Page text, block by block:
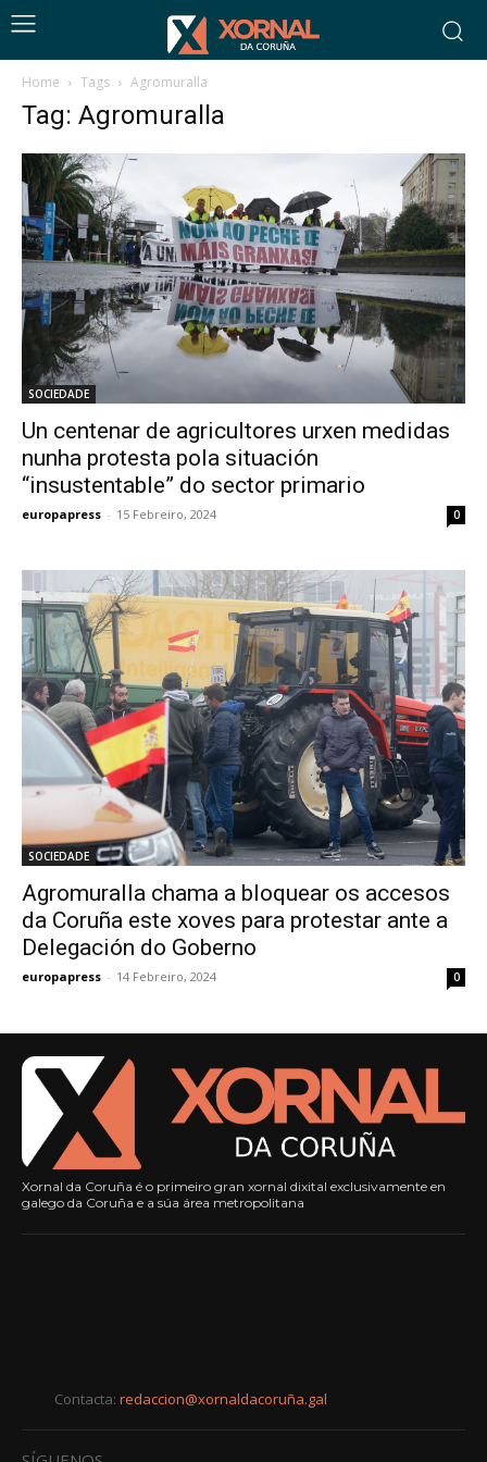
Home Tags Agromuralla
Tag: Agromuralla
SOCIEDADE
Un centenar de agricultores urxen medidas
nunha protesta pola situación
“insustentable” do sector primario
europapress - 15 Febreiro, 2024 0
SOCIEDADE
Agromuralla chama a bloquear os accesos
da Coruña este xoves para protestar ante a
Delegación do Goberno
europapress - 14 Febreiro, 2024 0
Xornal da Coruña é o primeiro gran xornal dixital exclusivamente en
galego da Coruña e a súa área metropolitana
Contacta: redaccion@xornaldacoruña.gal